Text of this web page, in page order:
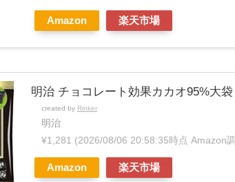
Amazon 楽天市場
明治 チョコレート効果カカオ95%大袋
created by Rinker
明治
¥1,281 (2026/08/06 20:58:35時点 Amazon
Amazon 楽天市場